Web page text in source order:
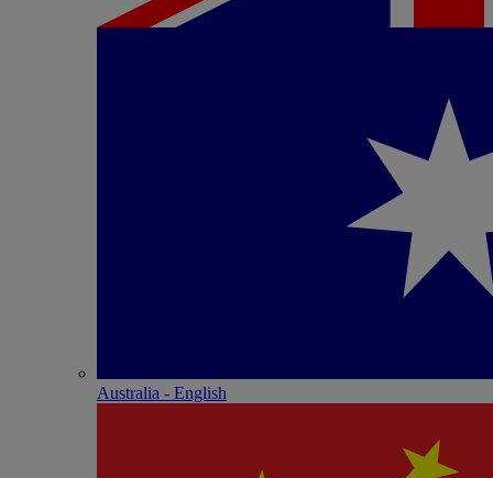
Australia - English